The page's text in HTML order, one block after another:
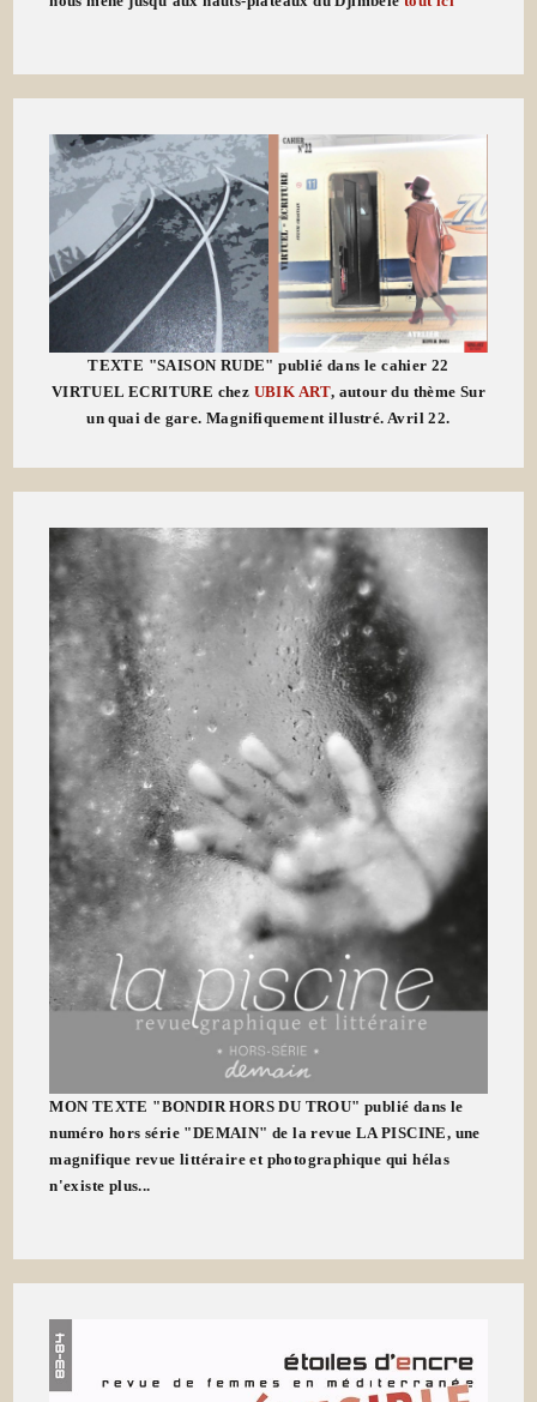
TEXTE "SAISON RUDE" publié dans le cahier 22
VIRTUEL ECRITURE chez UBIK ART, autour du thème Sur
un quai de gare. Magnifiquement illustré. Avril 22.
MON TEXTE "BONDIR HORS DU TROU" publié dans le
numéro hors série "DEMAIN" de la revue LA PISCINE, une
magnifique revue littéraire et photographique qui hélas
n'existe plus...